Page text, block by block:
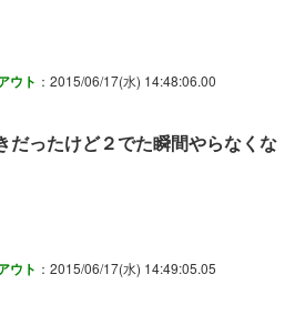
ウト ：2015/06/17(水) 14:48:06.00
だったけど２でた瞬間やらなくな
ウト ：2015/06/17(水) 14:49:05.05